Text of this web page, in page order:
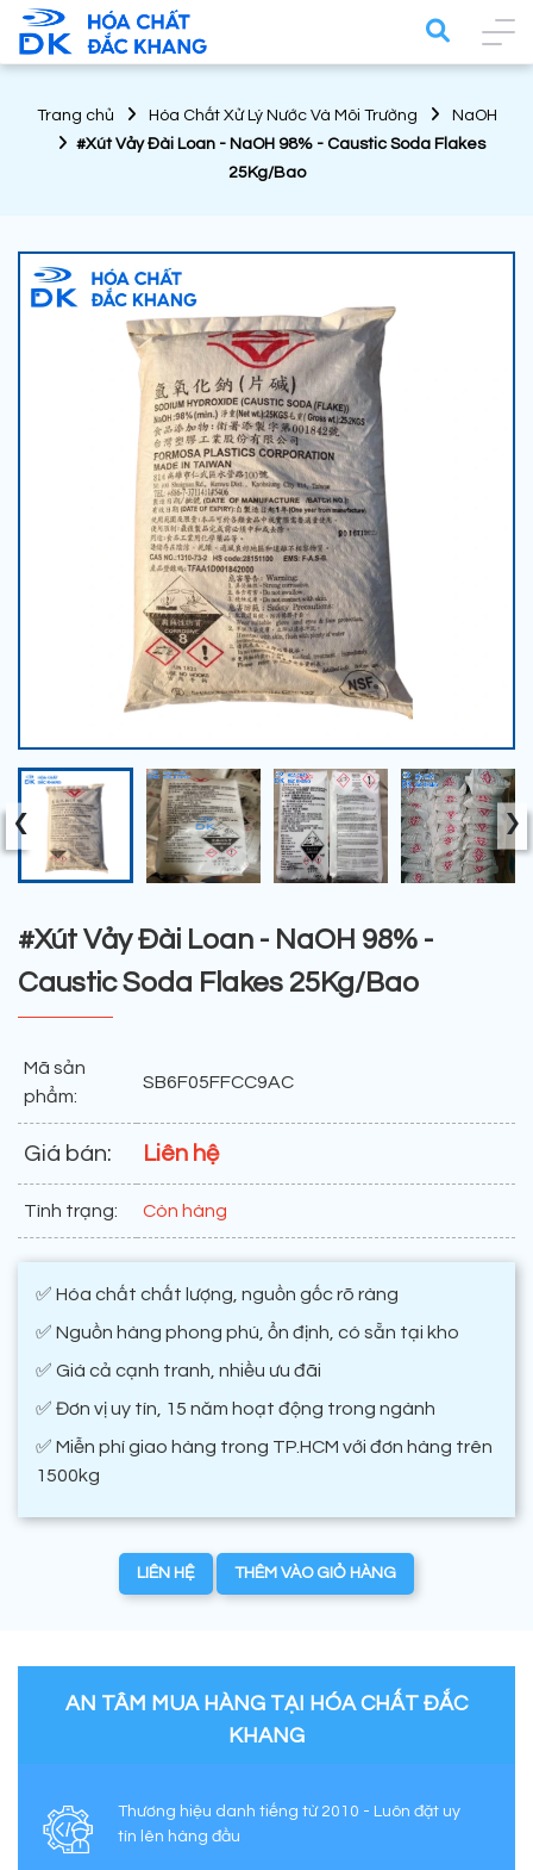
Trang chủ Hóa Chất Xử Lý Nước Và Môi Trường
NaOH
#Xút Vảy Đài Loan - NaOH 98% - Caustic Soda Flakes
25Kg/Bao
‹ ›
#Xút Vảy Đài Loan - NaOH 98% -
Caustic Soda Flakes 25Kg/Bao
Mã sản
phẩm:
SB6F05FFCC9AC
Giá bán: Liên hệ
Tình trạng: Còn hàng
✅ Hóa chất chất lượng, nguồn gốc rõ ràng
✅ Nguồn hàng phong phú, ổn định, có sẵn tại kho
✅ Giá cả cạnh tranh, nhiều ưu đãi
✅ Đơn vị uy tín, 15 năm hoạt động trong ngành
✅ Miễn phí giao hàng trong TP.HCM với đơn hàng trên
1500kg
LIÊN HỆ THÊM VÀO GIỎ HÀNG
AN TÂM MUA HÀNG TẠI HÓA CHẤT ĐẮC
KHANG
Thương hiệu danh tiếng từ 2010 - Luôn đặt uy
tín lên hàng đầu